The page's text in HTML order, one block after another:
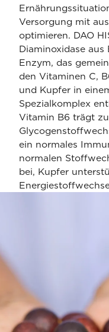
Versorgung mit
optimieren. DAO
Diaminoxidase aus
Enzym, das
den Vitaminen C,
und Kupfer in
Spezialkomplex
Vitamin B6 trägt
ein normales
normalen
bei, Kupfer